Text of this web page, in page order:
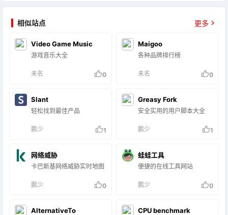
相似站点 更多
Video Game Music
游戏音乐大全
未名 0
Maigoo
各种品牌排行榜
未名 0
Slant
轻松找到最佳产品
鹏少 1
Greasy Fork
安全实用的用户脚本大全
鹏少 1
网络威胁
卡巴斯基网络威胁实时地图
鹏少 0
蛙蛙工具
便捷的在线工具网站
鹏少 0
AlternativeTo CPU benchmark